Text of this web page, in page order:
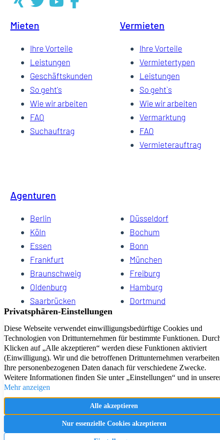
Mieten
Ihre Vorteile
Leistungen
Geschäftskunden
So geht's
Wie wir arbeiten
FAQ
Suchauftrag
Vermieten
Ihre Vorteile
Vermietertypen
Leistungen
So geht`s
Wie wir arbeiten
Vermarktung
FAQ
Vermieterauftrag
Agenturen
Berlin
Düsseldorf
Köln
Bochum
Essen
Bonn
Frankfurt
München
Braunschweig
Freiburg
Oldenburg
Hamburg
Saarbrücken
Dortmund
Hannover
Dresden
Kiel
Wuppertal
Bremen
HomeCompany eG Ihre Agenturen für Wohnen auf Zeit
Impressum Datenschutz Kontakt